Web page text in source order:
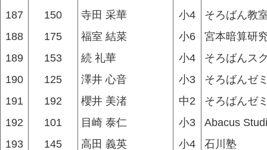
187
150 寺田 采華 小4
そろばん教
188
175 福室 結菜 小6
宮本暗算研
189
153 続 礼華 小4
そろばんス
190
125 澤井 心音 小3
そろばんゼ
191
192 櫻井 美渚 中2
そろばんゼ
192
101 目崎 泰仁 小3
Abacus
193
145 高田 義英 小4
石川塾